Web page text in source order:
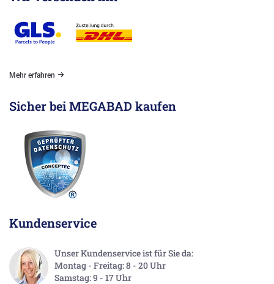
Mehr erfahren
Sicher bei MEGABAD kaufen
Kundenservice
Unser Kundenservice ist für Sie da:
Montag - Freitag: 8 - 20 Uhr
Samstag: 9 - 17 Uhr